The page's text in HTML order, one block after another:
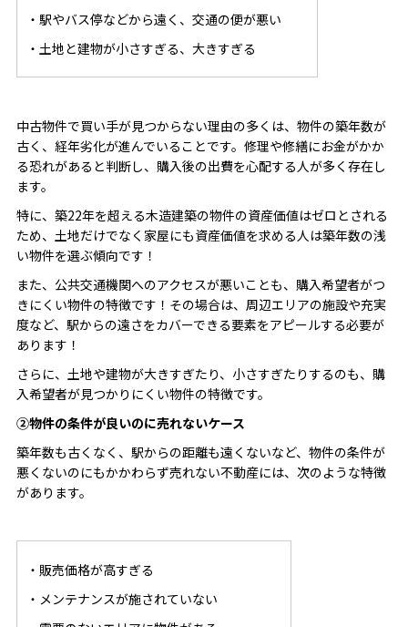
・駅やバス停などから遠く、交通の便が悪い
・土地と建物が小さすぎる、大きすぎる
中古物件で買い手が見つからない理由の多くは、物件の築年数が
古く、経年劣化が進んでいることです。修理や修繕にお金がかか
る恐れがあると判断し、購入後の出費を心配する人が多く存在し
ます。
特に、築22年を超える木造建築の物件の資産価値はゼロとされる
ため、土地だけでなく家屋にも資産価値を求める人は築年数の浅
い物件を選ぶ傾向です！
また、公共交通機関へのアクセスが悪いことも、購入希望者がつ
きにくい物件の特徴です！その場合は、周辺エリアの施設や充実
度など、駅からの遠さをカバーできる要素をアピールする必要が
あります！
さらに、土地や建物が大きすぎたり、小さすぎたりするのも、購
入希望者が見つかりにくい物件の特徴です。
②物件の条件が良いのに売れないケース
築年数も古くなく、駅からの距離も遠くないなど、物件の条件が
悪くないのにもかかわらず売れない不動産には、次のような特徴
があります。
・販売価格が高すぎる
・メンテナンスが施されていない